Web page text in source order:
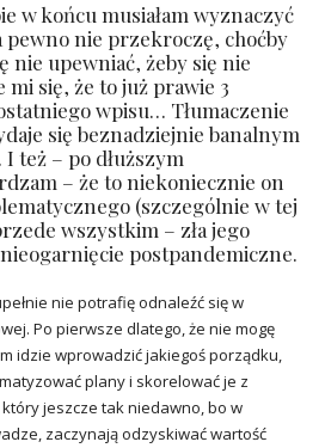
w końcu musiałam wyznaczyć
nie przekroczę, choćby
nie upewniać, żeby się nie
się, że to już prawie 3
wpisu… Tłumaczenie
się beznadziejnie banalnym
też – po dłuższym
– że to niekoniecznie on
(szczególnie w tej
wszystkim – zła jego
postpandemiczne.
nie potrafię odnaleźć się w
Po pierwsze dlatego, że nie mogę
idzie wprowadzić jakiegoś porządku,
plany i skorelować je z
jeszcze tak niedawno, bo w
zaczynają odzyskiwać wartość